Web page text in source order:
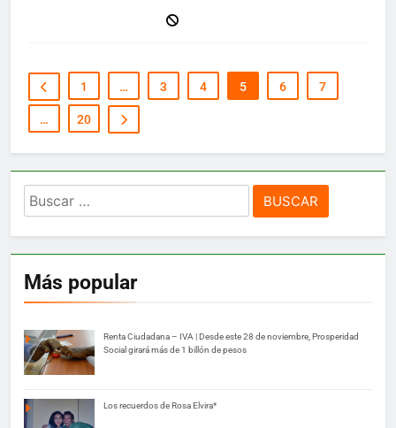
1 … 3 4 5 6 7
… 20
Buscar:
Más popular
Renta Ciudadana – IVA | Desde este 28 de noviembre, Prosperidad
Social girará más de 1 billón de pesos
Los recuerdos de Rosa Elvira*